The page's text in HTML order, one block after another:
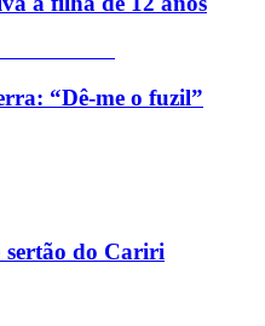
“Dê-me o fuzil”
sertão do Cariri